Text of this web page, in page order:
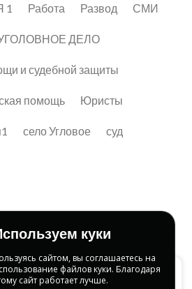
1 Работа Развод СМИ
ДЕЛО
и судебной защиты
помощь Юристы
село Угловое суд
куки
сайтом, вы соглашаетесь на
файлов куки. Благодаря
сайт работает лучше.